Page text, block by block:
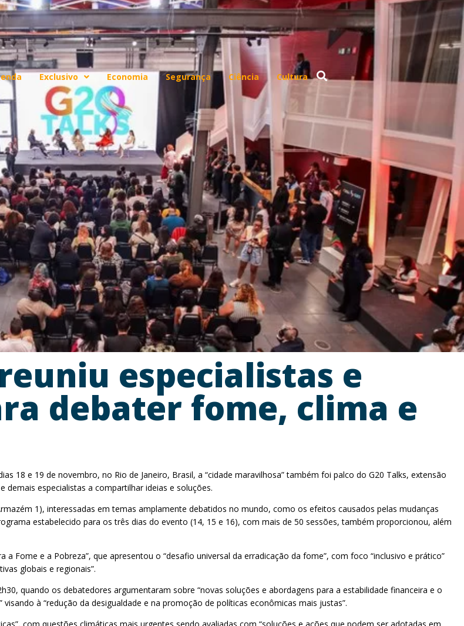
Exclusivo Economia Segurança Ciência Cultura
especialistas e
debater fome, clima e
18 e 19 de novembro, no Rio de Janeiro, Brasil, a “cidade maravilhosa” também foi palco do G20 Talks, extensão
demais especialistas a compartilhar ideias e soluções.
1), interessadas em temas amplamente debatidos no mundo, como os efeitos causados pelas mudanças
estabelecido para os três dias do evento (14, 15 e 16), com mais de 50 sessões, também proporcionou, além
Fome e a Pobreza”, que apresentou o “desafio universal da erradicação da fome”, com foco “inclusivo e prático”
globais e regionais”.
quando os debatedores argumentaram sobre “novas soluções e abordagens para a estabilidade financeira e o
à “redução da desigualdade e na promoção de políticas econômicas mais justas”.